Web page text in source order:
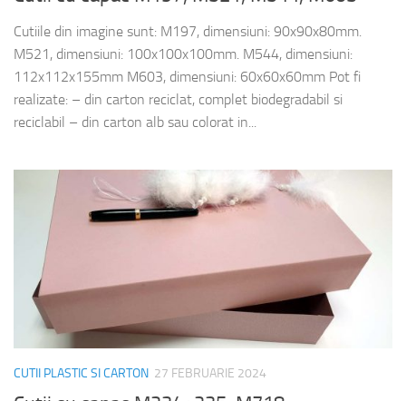
Cutiile din imagine sunt: M197, dimensiuni: 90x90x80mm.
M521, dimensiuni: 100x100x100mm. M544, dimensiuni:
112x112x155mm M603, dimensiuni: 60x60x60mm Pot fi
realizate: – din carton reciclat, complet biodegradabil si
reciclabil – din carton alb sau colorat in...
CUTII PLASTIC SI CARTON 27 FEBRUARIE 2024